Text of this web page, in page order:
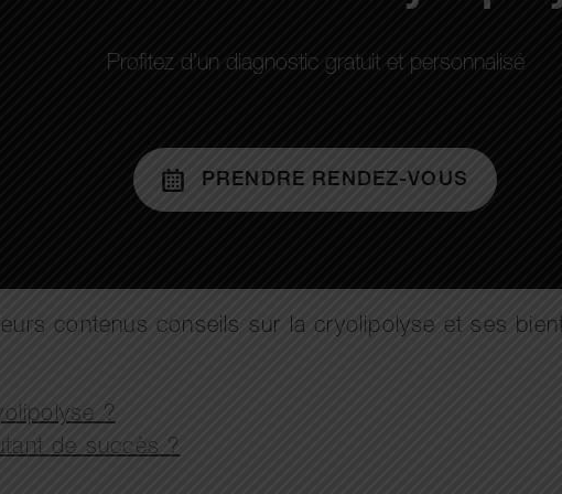
Profitez d’un diagnostic gratuit et personnalisé
PRENDRE RENDEZ-VOUS
contenus conseils sur la cryolipolyse et ses
?
de succès ?